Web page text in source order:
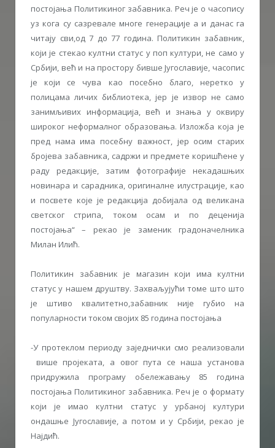
постојања Политикиног забавника. Реч је о часопису
уз кога су сазревале многе генерације а и данас га
читају сви,од 7 до 77 година. Политикин забавник,
који је стекао култни статус у поп култури, не само у
Србији, већ и на простору бивше Југославије, часопис
је који се чува као посебно благо, неретко у
полицама личих библиотека, јер је извор не само
занимљивих информација, већ и знања у оквиру
широког неформалног образовања. Изложба која је
пред нама има посебну важност, јер осим старих
бројева забавника, садржи и предмете коришћене у
раду редакције, затим фотографије некадашњих
новинара и сарадника, оригиналне илустрације, као
и посвете које је редакција добијала од великана
светског стрипа, током осам и по деценија
постојања“ – рекао је заменик градоначелника
Милан Илић.
Политикин забавник је магазин који има култни
статус у нашем друштву. Захваљујући томе што што
је штиво квалитетно,забавник није губио на
популарности током својих 85 година постојања
-У протеклом периоду заједнички смо реализовали
више пројеката, а овог пута се наша установа
придружила програму обележавању 85 година
постојања Политикиног забавника. Реч је о формату
који је имао култни статус у урбаној култури
ондашње Југославије, а потом и у Србији, рекао је
Најдић.